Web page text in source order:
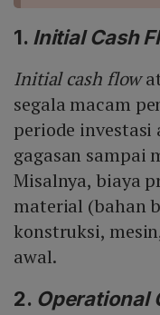
1. Initial Cash
Initial cash flow
segala macam
periode investasi
gagasan sampai
Misalnya, biaya
material (bahan
konstruksi,
awal.
2. Operational